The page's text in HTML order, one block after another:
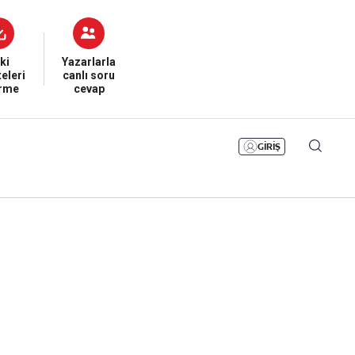
Yazarlarla
canlı soru
cevap
GİRİŞ
Namaz Vakitleri
Sesli Yayınlar